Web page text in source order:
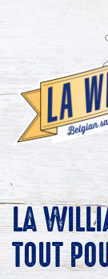
LA
TOUT